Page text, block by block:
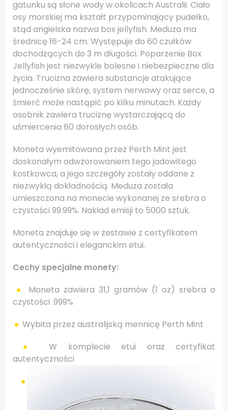
gatunku są słone wody w okolicach Australii. Ciało
osy morskiej ma kształt przypominający pudełko,
stąd angielska nazwa box jellyfish. Meduza ma
średnicę 16-24 cm. Występuje do 60 czułków
dochodzących do 3 m długości. Poparzenie Box
Jellyfish jest niezwykle bolesne i niebezpieczne dla
życia. Trucizna zawiera substancje atakujące
jednocześnie skórę, system nerwowy oraz serce, a
śmierć może nastąpić po kilku minutach. Każdy
osobnik zawiera truciznę wystarczającą do
uśmiercenia 60 dorosłych osób.
Moneta wyemitowana przez Perth Mint jest
doskonałym odwzorowaniem tego jadowitego
kostkowca, a jego szczegóły zostały oddane z
niezwykłą dokładnością. Meduza została
umieszczona na monecie wykonanej ze srebra o
czystości 99.99%. Nakład emisji to 5000 sztuk.
Moneta znajduje się w zestawie z certyfikatem
autentyczności i eleganckim etui.
Cechy specjalne monety:
Moneta zawiera 31,1 gramów (1 oz) srebra o
czystości .999%
Wybita przez australijską mennicę Perth Mint
W komplecie etui oraz certyfikat
autentyczności